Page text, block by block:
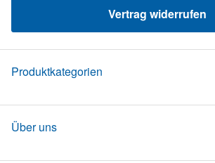
Vertrag widerrufen
Produktkategorien
Über uns